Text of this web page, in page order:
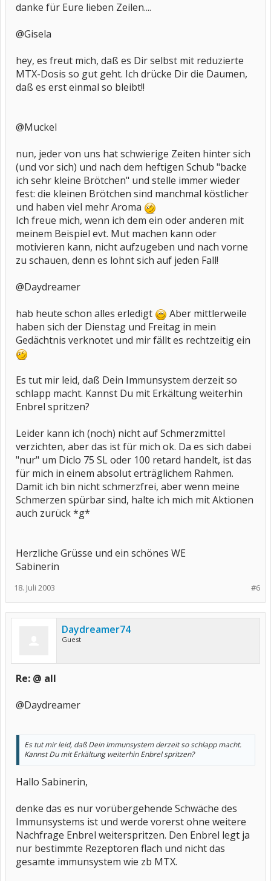
danke für Eure lieben Zeilen....
@Gisela
hey, es freut mich, daß es Dir selbst mit reduzierte
MTX-Dosis so gut geht. Ich drücke Dir die Daumen,
daß es erst einmal so bleibt!!
@Muckel
nun, jeder von uns hat schwierige Zeiten hinter sich
(und vor sich) und nach dem heftigen Schub "backe
ich sehr kleine Brötchen" und stelle immer wieder
fest: die kleinen Brötchen sind manchmal köstlicher
und haben viel mehr Aroma
Ich freue mich, wenn ich dem ein oder anderen mit
meinem Beispiel evt. Mut machen kann oder
motivieren kann, nicht aufzugeben und nach vorne
zu schauen, denn es lohnt sich auf jeden Fall!
@Daydreamer
hab heute schon alles erledigt
Aber mittlerweile
haben sich der Dienstag und Freitag in mein
Gedächtnis verknotet und mir fällt es rechtzeitig ein
Es tut mir leid, daß Dein Immunsystem derzeit so
schlapp macht. Kannst Du mit Erkältung weiterhin
Enbrel spritzen?
Leider kann ich (noch) nicht auf Schmerzmittel
verzichten, aber das ist für mich ok. Da es sich dabei
"nur" um Diclo 75 SL oder 100 retard handelt, ist das
für mich in einem absolut erträglichem Rahmen.
Damit ich bin nicht schmerzfrei, aber wenn meine
Schmerzen spürbar sind, halte ich mich mit Aktionen
auch zurück *g*
Herzliche Grüsse und ein schönes WE
Sabinerin
#6
18. Juli 2003
Daydreamer74
Guest
Re: @ all
@Daydreamer
Es tut mir leid, daß Dein Immunsystem derzeit so schlapp macht.
Kannst Du mit Erkältung weiterhin Enbrel spritzen?
Hallo Sabinerin,
denke das es nur vorübergehende Schwäche des
Immunsystems ist und werde vorerst ohne weitere
Nachfrage Enbrel weiterspritzen. Den Enbrel legt ja
nur bestimmte Rezeptoren flach und nicht das
gesamte immunsystem wie zb MTX.